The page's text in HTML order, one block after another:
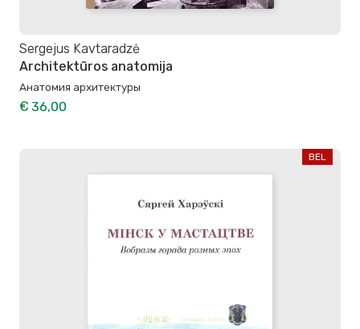
Sergejus Kavtaradzė
Architektūros anatomija
Анатомия архитектуры
€ 36,00
BEL